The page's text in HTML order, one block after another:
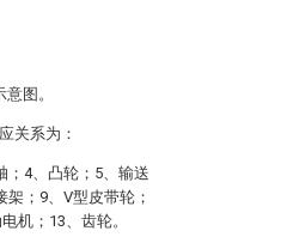
图。
关系为：
；4、凸轮；5、输送
；9、V型皮带轮；
机；13、齿轮。